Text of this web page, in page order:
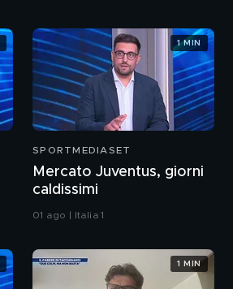
SPORTMEDIASET
Mercato Juventus, giorni
caldissimi
01 ago | Italia 1
1 MIN
1 MIN